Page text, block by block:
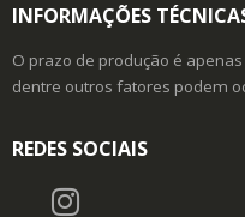
INFORMAÇÕES
O prazo de produção é
dentre outros fatores podem
REDES SOCIAIS